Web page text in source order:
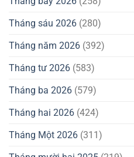
Tháng sáu 2026 (280)
Tháng năm 2026 (392)
Tháng tư 2026 (583)
Tháng ba 2026 (579)
Tháng hai 2026 (424)
Tháng Một 2026 (311)